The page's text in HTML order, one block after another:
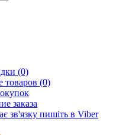
(0)
товаров (0)
заказа
зв'язку пишіть в Viber